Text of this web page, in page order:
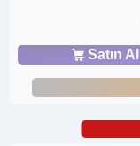
Satın Al